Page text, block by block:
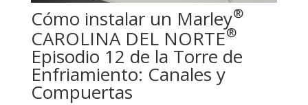
Cómo instalar un Marley®
CAROLINA DEL NORTE®
Episodio 12 de la Torre de
Enfriamiento: Canales y
Compuertas